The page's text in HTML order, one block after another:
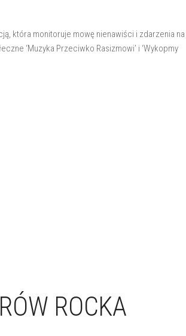
która monitoruje mowę nienawiści i zdarzenia na
‘Muzyka Przeciwko Rasizmowi’ i ‘Wykopmy
ROCKA